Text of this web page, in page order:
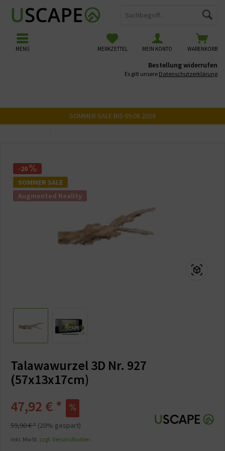
WARENKORB
MERKZETTEL MEIN KONTO
MENÜ
Bestellung widerrufen
Es gilt unsere Datenschutzerklärung
SOMMER SALE BIS 09.08.2026
-20
SOMMER SALE
Augmented Reality
Talawawurzel 3D Nr. 927
(57x13x17cm)
47,92 € *
59,90 € * (20% gespart)
inkl. MwSt. zzgl. Versandkosten